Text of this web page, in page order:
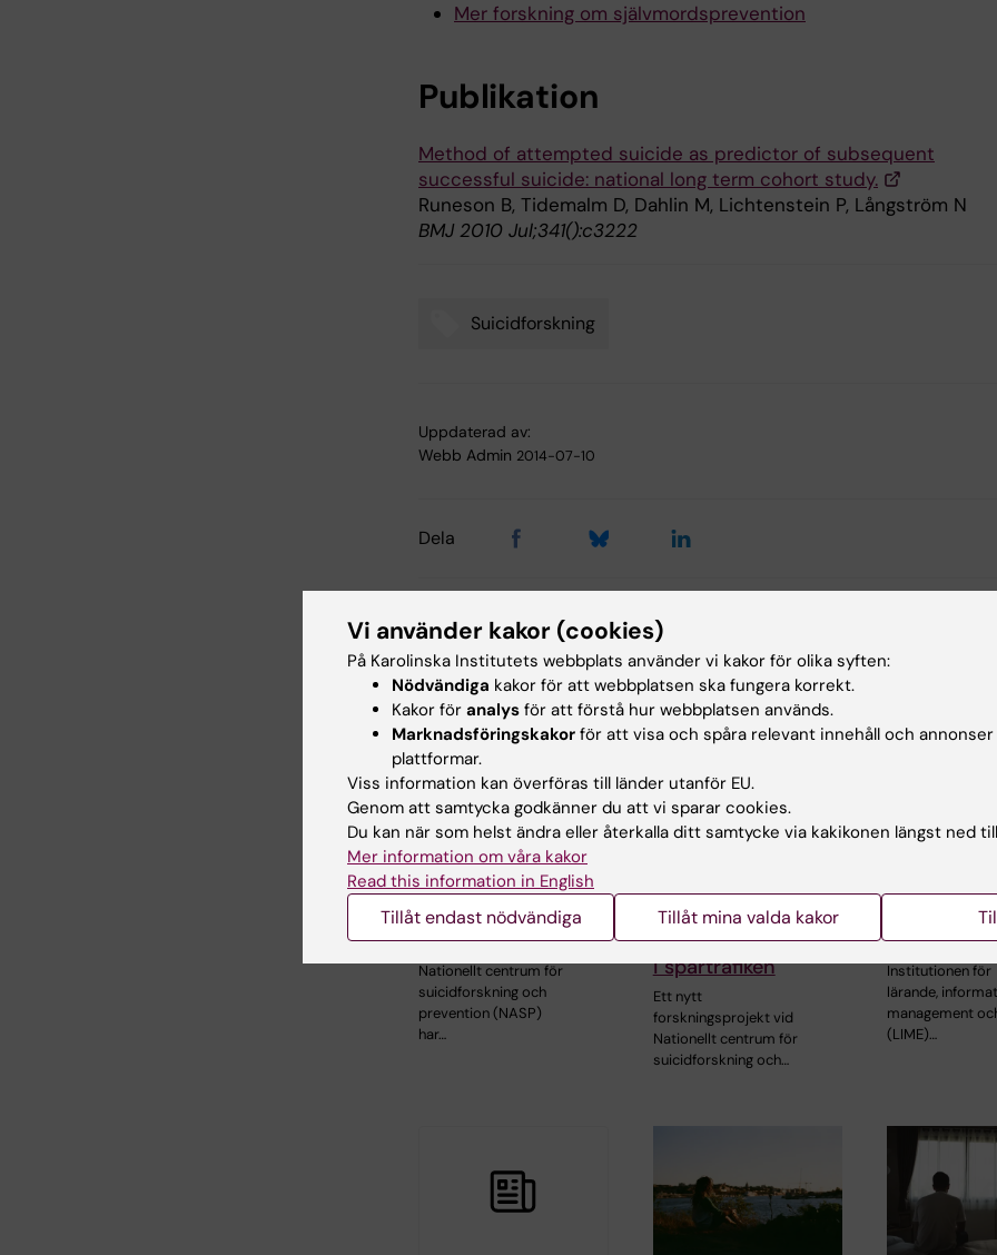
Mer forskning om självmordsprevention
Publikation
Method of attempted suicide as predictor of subsequent
successful suicide: national long term cohort study.
Runeson B, Tidemalm D, Dahlin M, Lichtenstein P, Långström N
BMJ 2010 Jul;341():c3222
Suicidforskning
Uppdaterad av:
Webb Admin 2014-07-10
Dela
Relaterade artiklar
25 jun 2026
Ny statistikrapport:
Självmordsstatistik
för Stockholms län
2010–2024
Nationellt centrum för
suicidforskning och
prevention (NASP)
har…
22 maj 2026
forskningsprojekt
ska stärka
suicidpreventionen
i spårtrafiken
Ett nytt
forskningsprojekt vid
Nationellt centrum för
suicidforskning och…
24 mar 2026
lärande,
etik i fokus
Institutionen för
lärande,
management
(LIME)…
Vi använder kakor (cookies)
På Karolinska Institutets webbplats använder vi kakor för olika syften:
Nödvändiga kakor för att webbplatsen ska fungera korrekt.
Kakor för analys för att förstå hur webbplatsen används.
Marknadsföringskakor för att visa och spåra relevant innehåll och
plattformar.
Viss information kan överföras till länder utanför EU.
Genom att samtycka godkänner du att vi sparar cookies.
Du kan när som helst ändra eller återkalla ditt samtycke via kakikonen längst ned
Mer information om våra kakor
Read this information in English
Tillåt endast nödvändiga Tillåt mina valda kakor